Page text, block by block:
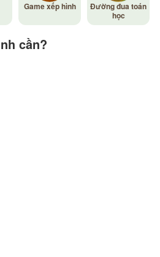
Game xếp hình
Đường đua toán
học
cần?